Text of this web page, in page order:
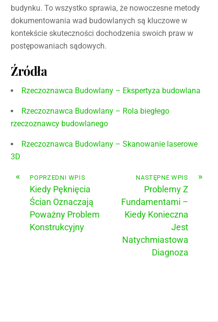
budynku. To wszystko sprawia, że nowoczesne metody
dokumentowania wad budowlanych są kluczowe w
kontekście skuteczności dochodzenia swoich praw w
postępowaniach sądowych.
Źródła
Rzeczoznawca Budowlany – Ekspertyza budowlana
Rzeczoznawca Budowlany – Rola biegłego
rzeczoznawcy budowlanego
Rzeczoznawca Budowlany – Skanowanie laserowe
3D
« POPRZEDNI WPIS
Kiedy Pęknięcia
Ścian Oznaczają
Poważny Problem
Konstrukcyjny
»
NASTĘPNE WPIS
Problemy Z
Fundamentami –
Kiedy Konieczna
Jest
Natychmiastowa
Diagnoza